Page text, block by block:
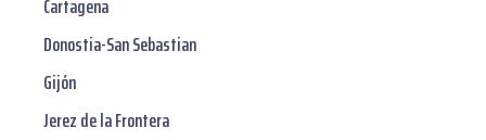
Cartagena
Donostia-San Sebastian
Gijón
Jerez de la Frontera